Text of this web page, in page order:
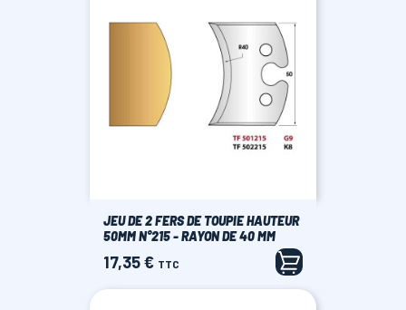
JEU DE 2 FERS DE TOUPIE HAUTEUR
50MM N°215 - RAYON DE 40 MM
Prix
17,35 € TTC